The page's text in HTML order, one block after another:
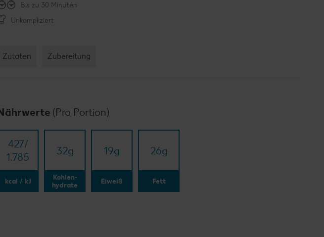
Bis zu 30 Minuten
Unkompliziert
Zutaten Zubereitung
(Pro Portion)
427/​
1.785
kcal / kJ
32g
Kohlen-
hydrate
19g
Eiweiß
26g
Fett